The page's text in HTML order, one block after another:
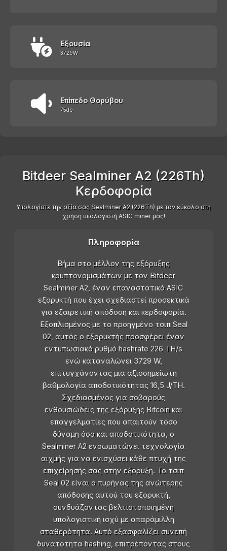
Εξουσία
3729W
Επίπεδο Θορύβου
75db
Bitdeer Sealminer A2 (226Th)
Κερδοφορία
Υπολογίστε την αξία σας Sealminer A2 (226Th) με τον εύκολο στη
χρήση υπολογιστή ASIC miner μας!
Πληροφορία
Βήμα στο μέλλον της εξόρυξης
κρυπτονομισμάτων με τον Bitdeer
Sealminer A2, έναν επαναστατικό ASIC
εξορυκτή που έχει σχεδιαστεί προσεκτικά
για εξαιρετική απόδοση και κερδοφορία.
Εξοπλισμένος με το προηγμένο τσιπ Seal
02, αυτός ο εξορυκτής προσφέρει έναν
εντυπωσιακό ρυθμό hashrate 226 TH/s
ενώ καταναλώνει 3729 W,
επιτυγχάνοντας μια αξιοσημείωτη
βαθμολογία αποδοτικότητας 16,5 J/TH.
Σχεδιασμένος για σοβαρούς
ενθουσιώδεις της εξόρυξης Bitcoin και
επαγγελματίες που απαιτούν τόσο
δύναμη όσο και αποδοτικότητα, ο
Sealminer A2 ενσωματώνει τεχνολογία
αιχμής για να ενισχύσει κάθε πτυχή της
επιχείρησής σας στην εξόρυξη. Το τσιπ
Seal 02 είναι ο πυρήνας της ανώτερης
απόδοσης αυτού του εξορυκτή,
συνδυάζοντας βελτιστοποιημένη
υπολογιστική ισχύ με απαράμιλλη
σταθερότητα. Αυτό εξασφαλίζει συνεπή
δυνατότητα hashing, επιτρέποντας στους